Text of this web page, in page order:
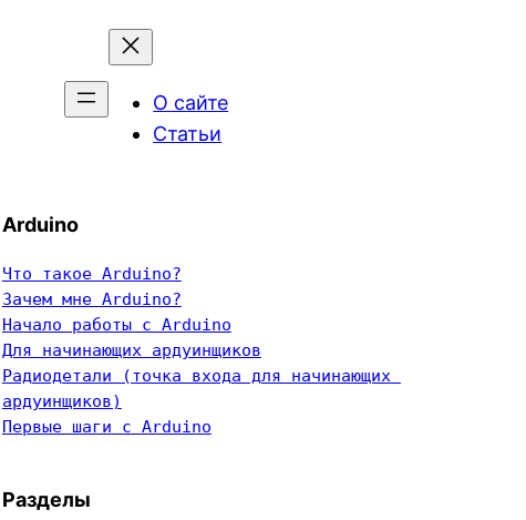
О сайте
Статьи
Arduino
Что такое Arduino?
Зачем мне Arduino?
Начало работы с Arduino
Для начинающих ардуинщиков
Радиодетали (точка входа для начинающих
ардуинщиков)
Первые шаги с Arduino
Разделы